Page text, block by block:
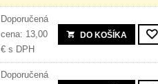
Doporučená
cena: 13,00
€ s DPH
DO KOŠÍKA
Doporučená